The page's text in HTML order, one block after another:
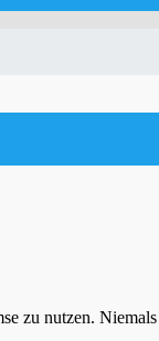
zu nutzen.